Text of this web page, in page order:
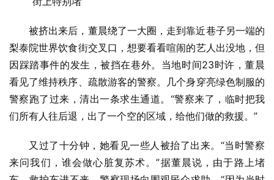
被挤出来后，董晨绕了一大圈，走到靠近巷子另一端的
梨泰院世界饮食街交叉口，想要看看喧闹的艺人出没地，但
因踩踏事件的发生，被挡在巷外。当地时间23时许，董晨
看见了维持秩序、疏散游客的警察。几个身穿亮绿色制服的
警察跑了过来，清出一条求生通道。“警察来了，临时把我
们所有人往后退，出了一个空的区域，给他们做的救援。”
又过了十分钟，她看见一些人被抬了出来。“当时警察
来问我们，谁会做心脏复苏术。”据董晨说，由于路上堵